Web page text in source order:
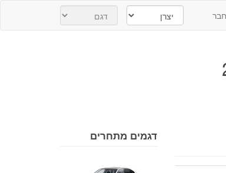
דגמים מתחרים